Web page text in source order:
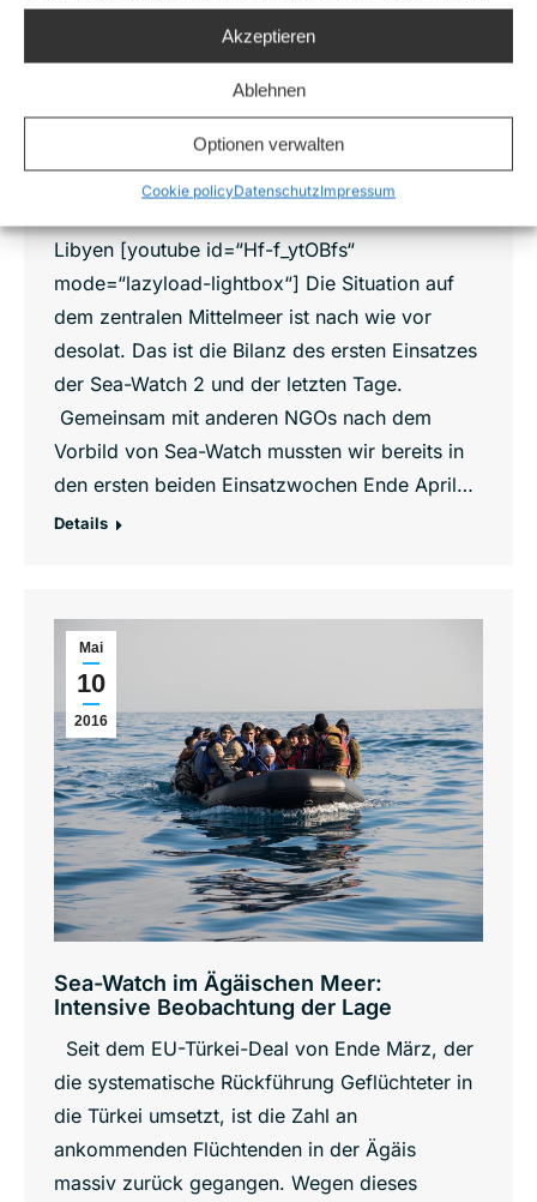
Akzeptieren
Ablehnen
Optionen verwalten
Cookie policyDatenschutzImpressum
Erneut Tote trotz unermüdlichem Einsatz
ziviler Retter
Libyen [youtube id=“Hf-f_ytOBfs“
mode=“lazyload-lightbox“] Die Situation auf
dem zentralen Mittelmeer ist nach wie vor
desolat. Das ist die Bilanz des ersten Einsatzes
der Sea-Watch 2 und der letzten Tage.
Gemeinsam mit anderen NGOs nach dem
Vorbild von Sea-Watch mussten wir bereits in
den ersten beiden Einsatzwochen Ende April…
Details
Mai
10
2016
Sea-Watch im Ägäischen Meer:
Intensive Beobachtung der Lage
Seit dem EU-Türkei-Deal von Ende März, der
die systematische Rückführung Geflüchteter in
die Türkei umsetzt, ist die Zahl an
ankommenden Flüchtenden in der Ägäis
massiv zurück gegangen. Wegen dieses